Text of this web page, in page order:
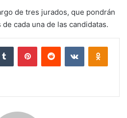
de tres jurados, que pondrán
cada una de las candidatas.
Tumblr PinterestReddit VKontakte